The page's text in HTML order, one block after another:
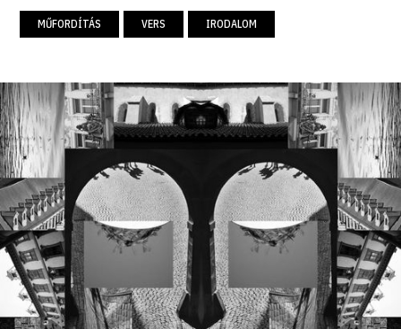
MŰFORDÍTÁS VERS IRODALOM